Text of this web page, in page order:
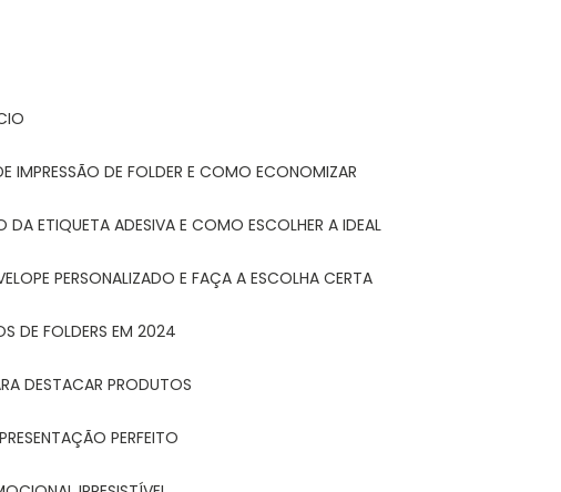
IMPRESSÃO DE FOLDER E COMO ECONOMIZAR
DA ETIQUETA ADESIVA E COMO ESCOLHER A IDEAL
PERSONALIZADO E FAÇA A ESCOLHA CERTA
DE FOLDERS EM 2024
DESTACAR PRODUTOS
PERFEITO